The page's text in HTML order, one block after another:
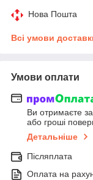
Нова Пошта
Всі умови
Умови оплати
Ви отримаєте
або гроші
Детальніше
Післяплата
Оплата на